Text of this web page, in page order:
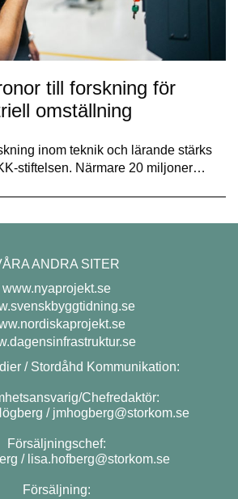
till forskning för
omställning
inom teknik och lärande stärks
stiftelsen. Närmare 20 miljoner…
ANDRA SITER
www.nyaprojekt.se
/ Stordåhd Kommunikation:
Chefredaktör:
/ jmhogberg@storkom.se
Försäljningschef:
/ lisa.hofberg@storkom.se
Försäljning: